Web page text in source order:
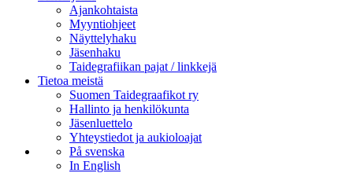
Ajankohtaista
Myyntiohjeet
Näyttelyhaku
Jäsenhaku
Taidegrafiikan pajat / linkkejä
Tietoa meistä
Suomen Taidegraafikot ry
Hallinto ja henkilökunta
Jäsenluettelo
Yhteystiedot ja aukioloajat
På svenska
In English